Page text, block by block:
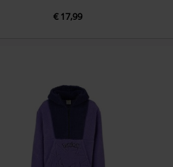
€ 17,99